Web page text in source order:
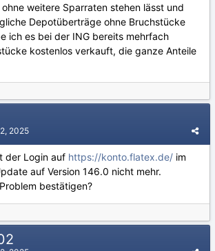
weitere Sparraten stehen lässt und
Depotüberträge ohne Bruchstücke
ich es bei der ING bereits mehrfach
kostenlos verkauft, die ganze Anteile
2025
der Login auf https://konto.flatex.de/ im
auf Version 146.0 nicht mehr.
bestätigen?